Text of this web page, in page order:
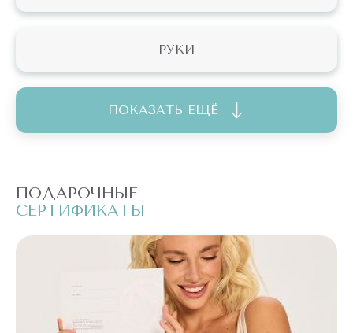
РУКИ
ПОКАЗАТЬ ЕЩЁ
ПОДАРОЧНЫЕ
СЕРТИФИКАТЫ